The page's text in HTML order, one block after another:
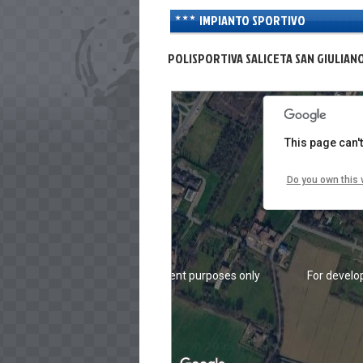
IMPIANTO SPORTIVO
POLISPORTIVA SALICETA SAN
For
For development purposes only
This page
Do you own this